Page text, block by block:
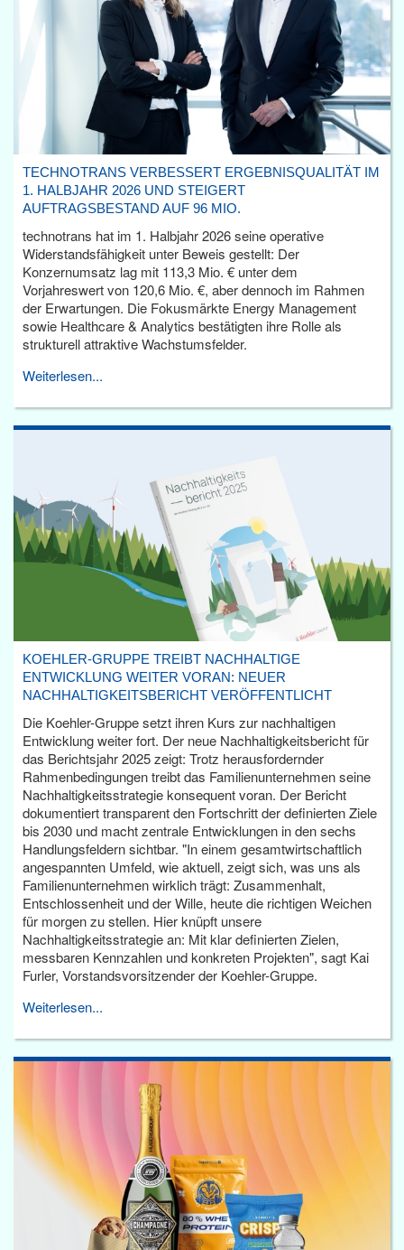
TECHNOTRANS VERBESSERT ERGEBNISQUALITÄT IM
1. HALBJAHR 2026 UND STEIGERT
AUFTRAGSBESTAND AUF 96 MIO.
technotrans hat im 1. Halbjahr 2026 seine operative
Widerstandsfähigkeit unter Beweis gestellt: Der
Konzernumsatz lag mit 113,3 Mio. € unter dem
Vorjahreswert von 120,6 Mio. €, aber dennoch im Rahmen
der Erwartungen. Die Fokusmärkte Energy Management
sowie Healthcare & Analytics bestätigten ihre Rolle als
strukturell attraktive Wachstumsfelder.
Weiterlesen...
KOEHLER-GRUPPE TREIBT NACHHALTIGE
ENTWICKLUNG WEITER VORAN: NEUER
NACHHALTIGKEITSBERICHT VERÖFFENTLICHT
Die Koehler-Gruppe setzt ihren Kurs zur nachhaltigen
Entwicklung weiter fort. Der neue Nachhaltigkeitsbericht für
das Berichtsjahr 2025 zeigt: Trotz herausfordernder
Rahmenbedingungen treibt das Familienunternehmen seine
Nachhaltigkeitsstrategie konsequent voran. Der Bericht
dokumentiert transparent den Fortschritt der definierten Ziele
bis 2030 und macht zentrale Entwicklungen in den sechs
Handlungsfeldern sichtbar. "In einem gesamtwirtschaftlich
angespannten Umfeld, wie aktuell, zeigt sich, was uns als
Familienunternehmen wirklich trägt: Zusammenhalt,
Entschlossenheit und der Wille, heute die richtigen Weichen
für morgen zu stellen. Hier knüpft unsere
Nachhaltigkeitsstrategie an: Mit klar definierten Zielen,
messbaren Kennzahlen und konkreten Projekten", sagt Kai
Furler, Vorstandsvorsitzender der Koehler-Gruppe.
Weiterlesen...